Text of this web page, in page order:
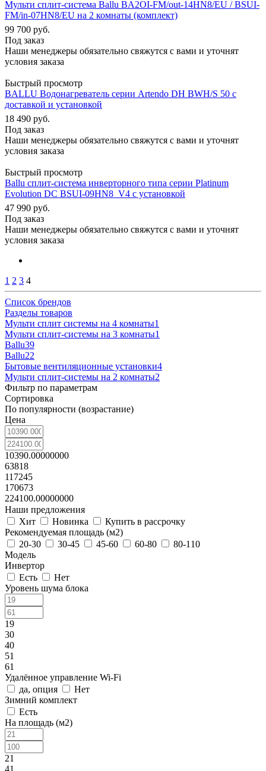
Мульти сплит-система Ballu BA2OI-FM/out-14HN8/EU / BSUI-
FM/in-07HN8/EU на 2 комнаты (комплект)
99 700 руб.
Под заказ
Наши менеджеры обязательно свяжутся с вами и уточнят
условия заказа
Быстрый просмотр
BALLU Водонагреватель серии Artendo DH BWH/S 50 с
доставкой и установкой
18 490 руб.
Под заказ
Наши менеджеры обязательно свяжутся с вами и уточнят
условия заказа
Быстрый просмотр
Ballu сплит-система инверторного типа серии Platinum
Evolution DC BSUI-09HN8_V4 с установкой
47 990 руб.
Под заказ
Наши менеджеры обязательно свяжутся с вами и уточнят
условия заказа
1 2 3 4
Список брендов
Разделы товаров
Мульти сплит системы на 4 комнаты1
Мульти сплит-системы на 3 комнаты1
Ballu39
Ballu22
Бытовые вентиляционные установки4
Мульти сплит-системы на 2 комнаты2
Фильтр по параметрам
Сортировка
По популярности (возрастание)
Цена
10390.00000000
63818
117245
170673
224100.00000000
Наши предложения
Хит
Новинка
Купить в рассрочку
Рекомендуемая площадь (м2)
20-30
30-45 45-60 60-80
80-110
Модель
Инвертор
Есть
Нет
Уровень шума блока
19
30
40
51
61
Удалённое управление Wi-Fi
да, опция
Нет
Зимний комплект
Есть
На площадь (м2)
21